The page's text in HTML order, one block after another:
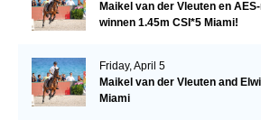
Maikel van der Vleuten en
winnen 1.45m CSI*5 Miami!
Friday, April 5
Maikel van der Vleuten and
Miami